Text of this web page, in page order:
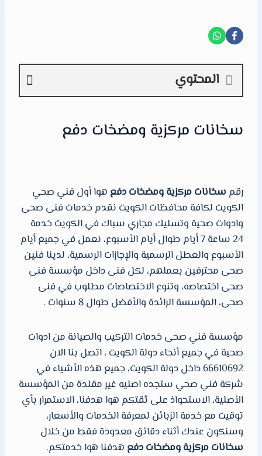
المحتوي
سخانات مركزية ومضخات دفع
رقمسخانات مركزية ومضخات دفع هوا أول فني صحي
الكويت لكافة محافظات الكويت نقدم خدمات فنى صحى
وادوات صحية وتسليك مجاري سباك في الكويت خدمة
24 ساعة 7 أيام طوال أيام الأسبوع، نعمل في جميع أيام
الأسبوع والعطل الرسمية والإجازات الرسمية، لدينا فنين
صحى محترفين بعملهم، لكل فنى داخل مؤسسة فنى
صحى اختصاصه، وتنوع الاختصاصات مطلوب في فنى
صحى، المؤسسة الرائدة والأفضل طوال 8 سنوات .
مؤسسة فني صحى خدمات التركيب والصيانة من ادوات
صحية في جميع أنحاء دولة الكويت ، اتصل بنا الان
66610692 داخل دولة الكويت، جميع هذه الأشياء في
شركة فني صحي ستجده اصليه غير مقلدة من المؤسسة
الأصلية، الاستحواذ على ثقتكم هوا هدفنا، الاستمرار بأي
توقيت مع خدمة الزبائن لمعرفة الخدمات والأسعار،
وسنكون عندك أثناء دقائق معدودة فقط من خلال
سخانات مركزية ومضخات دفع هدفنا هوا خدمتكم.